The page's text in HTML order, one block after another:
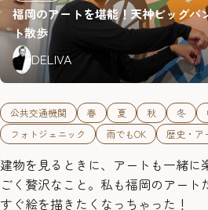
福岡のアートを堪能！天神ビッグバ
ト散歩
DELIVA
公共交通機関 春 夏 秋 冬
フォトジェニック
雨でもOK 歴史・ア
建物を見るときに、アートも一緒に
ごく贅沢なこと。私も福岡のアート
すぐ絵を描きたくなっちゃった！